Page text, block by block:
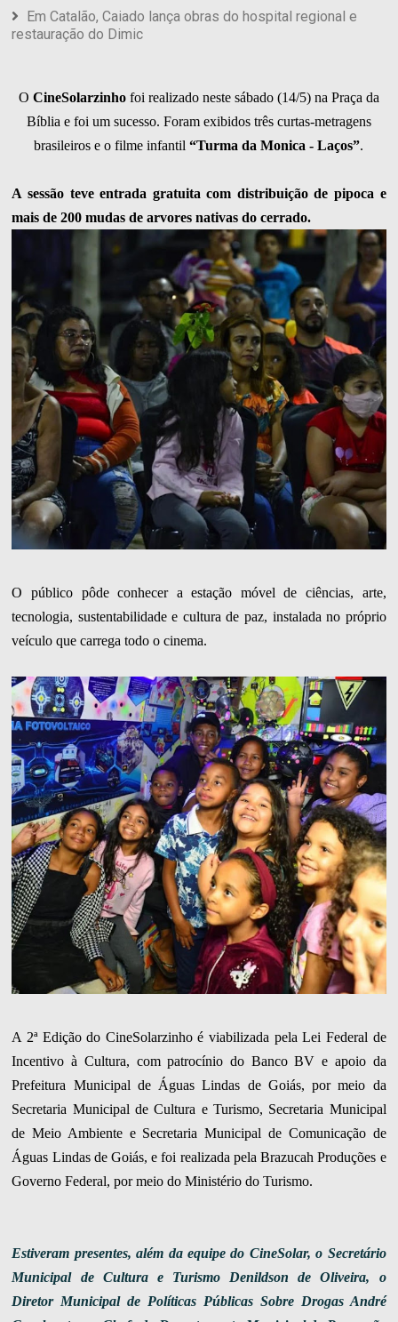
Em Catalão, Caiado lança obras do hospital regional e
restauração do Dimic
O CineSolarzinho foi realizado neste sábado (14/5) na Praça da
Bíblia e foi um sucesso. Foram exibidos três curtas-metragens
brasileiros e o filme infantil“Turma da Monica - Laços”.
A sessão teve entrada gratuita com distribuição de pipoca e
mais de 200 mudas de arvores nativas do cerrado.
O público pôde conhecer a estação móvel de ciências, arte,
tecnologia, sustentabilidade e cultura de paz, instalada no próprio
veículo que carrega todo o cinema.
A 2ª Edição do CineSolarzinho é viabilizada pela Lei Federal de
Incentivo à Cultura, com patrocínio do Banco BV e apoio da
Prefeitura Municipal de Águas Lindas de Goiás, por meio da
Secretaria Municipal de Cultura e Turismo, Secretaria Municipal
de Meio Ambiente e Secretaria Municipal de Comunicação de
Águas Lindas de Goiás, e foi realizada pela Brazucah Produções e
Governo Federal, por meio do Ministério do Turismo.
Estiveram presentes, além da equipe do CineSolar, o Secretário
Municipal de Cultura e Turismo Denildson de Oliveira, o
Diretor Municipal de Políticas Públicas Sobre Drogas André